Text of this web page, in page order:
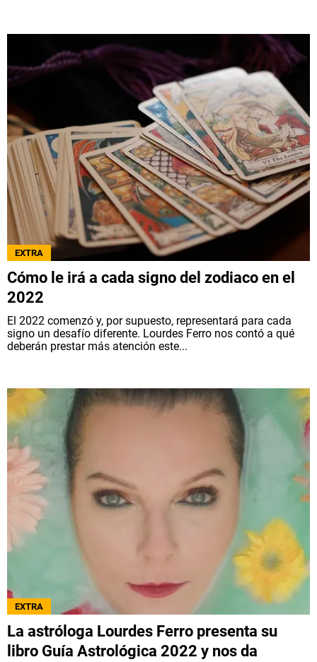
EXTRA
Cómo le irá a cada signo del zodiaco en el
2022
El 2022 comenzó y, por supuesto, representará para cada
signo un desafío diferente. Lourdes Ferro nos contó a qué
deberán prestar más atención este...
EXTRA
La astróloga Lourdes Ferro presenta su
libro Guía Astrológica 2022 y nos da